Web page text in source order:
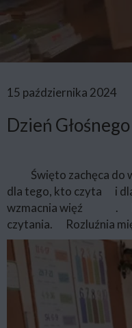
15 października 2024
Dzień
Święto zachęca do
dla tego, kto czyta
i
wzmacnia więź
.
czytania.
Rozluźnia